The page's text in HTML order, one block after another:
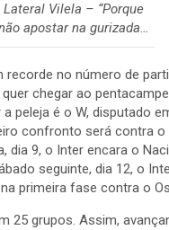
Lateral Vilela – “Porque
apostar na gurizada…
recorde no número de
chegar ao
peleja é o W, disputado
confronto será contra o
dia 9, o Inter encara o
seguinte, dia 12, o
primeira fase contra o
25 grupos. Assim,